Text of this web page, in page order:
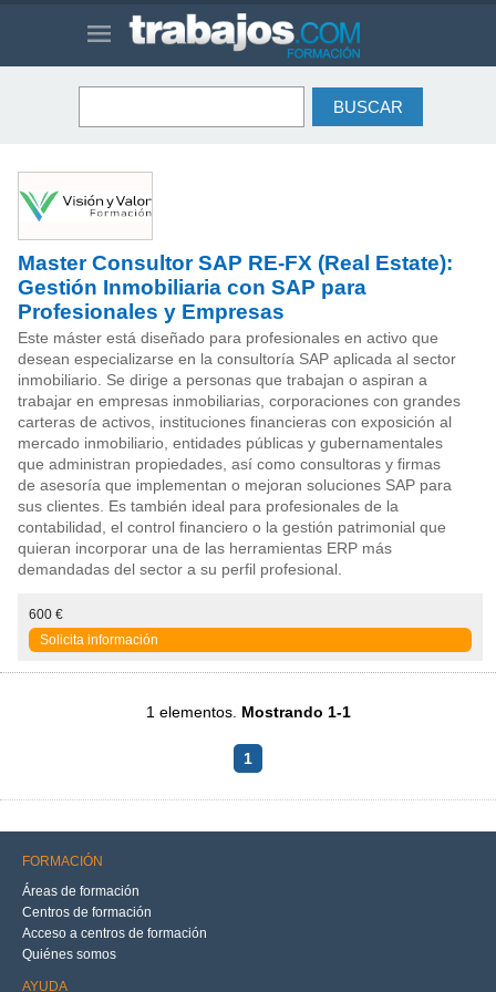
Master Consultor SAP RE-FX (Real Estate):
Gestión Inmobiliaria con SAP para
Profesionales y Empresas
Este máster está diseñado para profesionales en activo que
desean especializarse en la consultoría SAP aplicada al sector
inmobiliario. Se dirige a personas que trabajan o aspiran a
trabajar en empresas inmobiliarias, corporaciones con grandes
carteras de activos, instituciones financieras con exposición al
mercado inmobiliario, entidades públicas y gubernamentales
que administran propiedades, así como consultoras y firmas
de asesoría que implementan o mejoran soluciones SAP para
sus clientes. Es también ideal para profesionales de la
contabilidad, el control financiero o la gestión patrimonial que
quieran incorporar una de las herramientas ERP más
demandadas del sector a su perfil profesional.
600 €
Solicita información
1 elementos. Mostrando 1-1
1
FORMACIÓN
Áreas de formación
Centros de formación
Acceso a centros de formación
Quiénes somos
AYUDA